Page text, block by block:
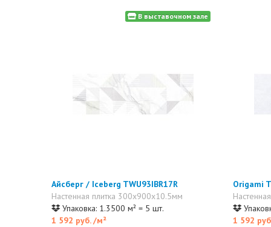
В выставочном зале
Айсберг / Iceberg TWU93IBR17R
Настенная плитка 300x900x10.5мм
Упаковка: 1.3500 м² = 5 шт.
1 592 руб./м²
Origami
1 592